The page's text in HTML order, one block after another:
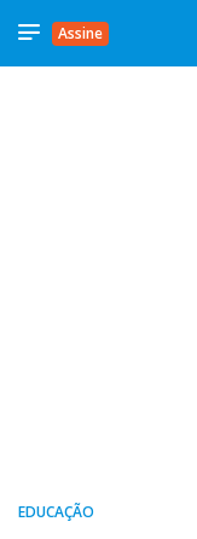
Assine
EDUCAÇÃO